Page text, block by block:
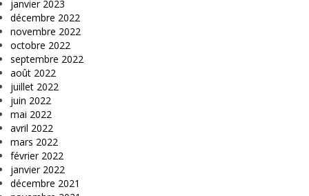
janvier 2023
décembre 2022
novembre 2022
octobre 2022
septembre 2022
août 2022
juillet 2022
juin 2022
mai 2022
avril 2022
mars 2022
février 2022
janvier 2022
décembre 2021